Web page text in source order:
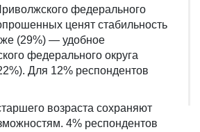
федерального
ценят стабильность
же (29%) — удобное
федерального округа
Для 12% респондентов
возраста сохраняют
4% респондентов